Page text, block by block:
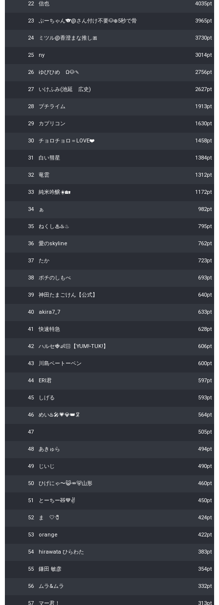
22 信也 4035pt
23 ぷーちゃん🐨@さん付け不要🐶❄️5秒で骨 3965pt
24 ミツル@香澄まな推し🎀 3730pt
25 ny 3014pt
26 ゆびひめ Ω🐶🍡 2756pt
27 いけふみ(池延 広史) 2627pt
28 プチライム 1913pt
29 カプリコン 1630pt
30 チョロチョロ＝LOVE❤️ 1458pt
31 白い彗星 1384pt
32 竜雲 1312pt
33 純米吟醸☀️🏡 1172pt
34 ぁ 982pt
35 ねくし♨♨️♨ 795pt
36 愛のskyline 762pt
37 たか 723pt
38 ポチのしもべ 693pt
39 神田たまごけん【公式】 640pt
40 akira7_7 633pt
41 快速特急 628pt
42 ハルセ🍓👶🏻【YUM!-TUK!】 606pt
43 川島ベートーベン 600pt
44 ERI君 597pt
45 しげる 593pt
46 めい♨️🎤💗💎👑🦑 564pt
47 505pt
48 あきゅら 494pt
49 じいじ 490pt
50 ひげにゃ〜😺🥕🐻山形 460pt
51 とーちー🧸💙✌️ 450pt
52 ま 🤍🧷 424pt
53 orange 422pt
54 hirawata ひらわた 383pt
55 鎌田 敏彦 354pt
56 ムラ&ムラ 332pt
57 マー君！ 313pt